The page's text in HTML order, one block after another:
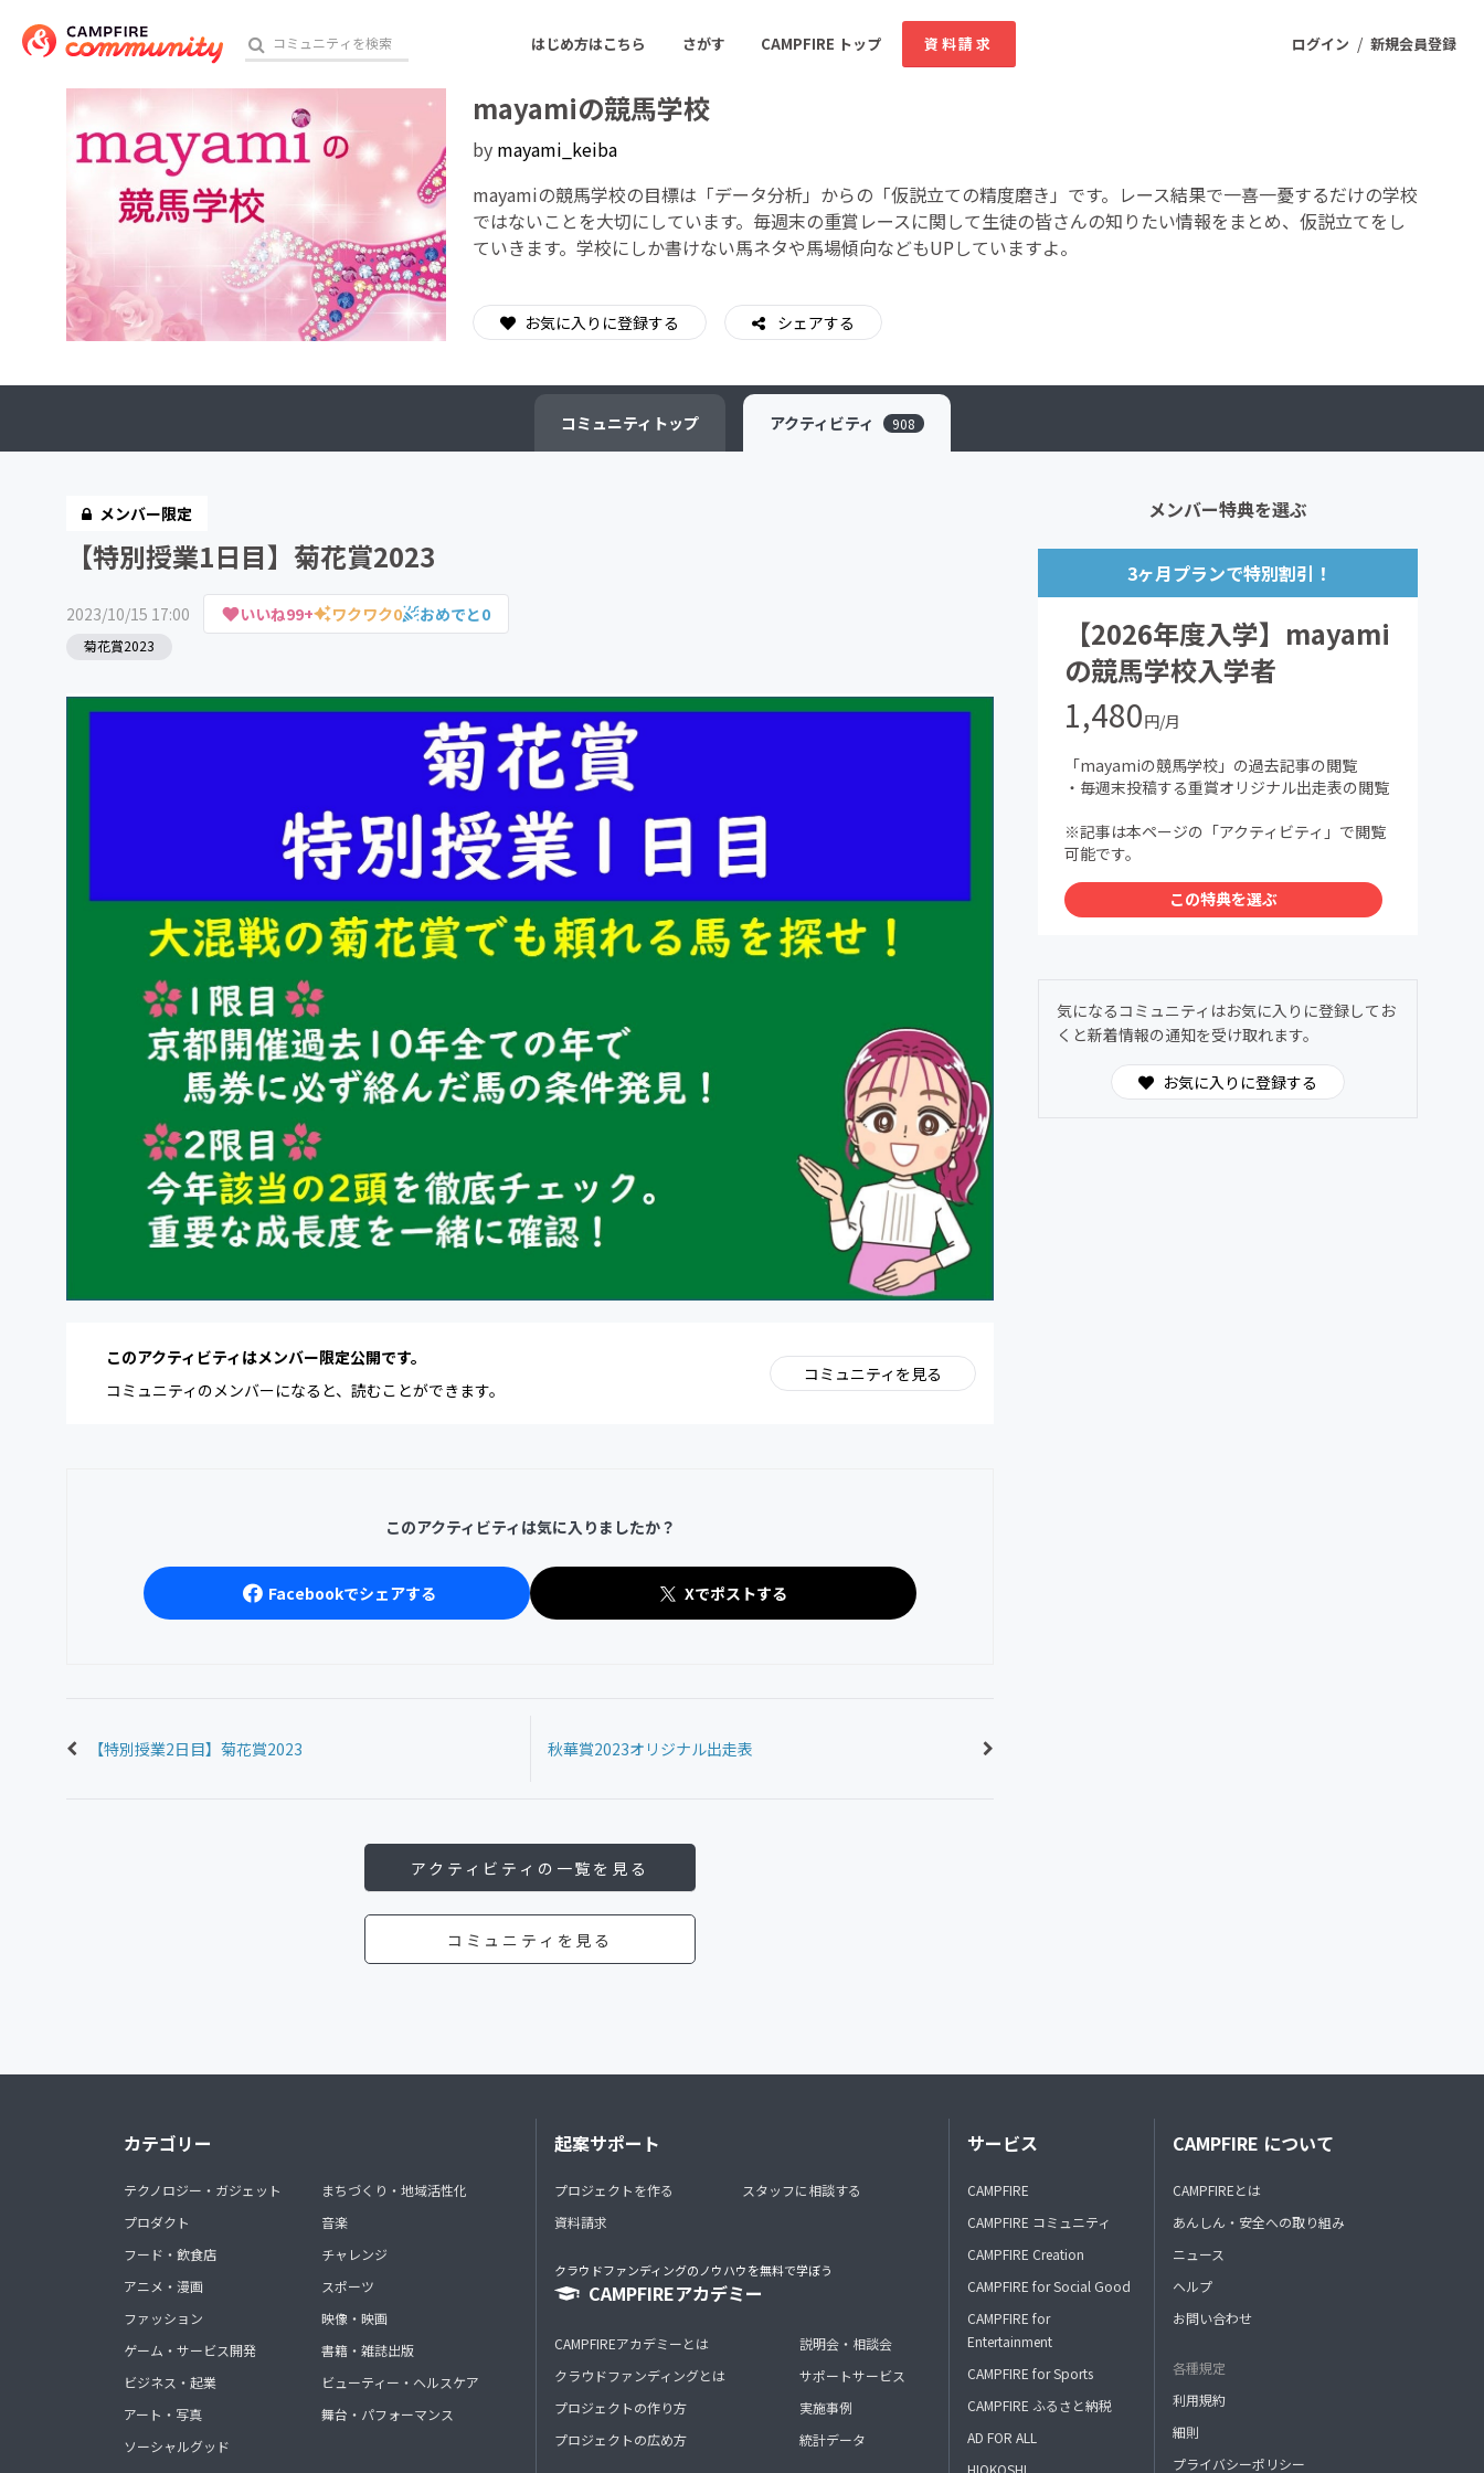
ログイン / 新規会員登録
はじめ方はこちら さがす CAMPFIRE トップ 資料請求
おすすめのコミュニティ 人気のコミュニティ 新着のコミュニティ
アート・写真
テクノロジー・ガジェット
ゲーム・サービス開発 フード・飲食店
ビューティー・ヘルスケア
チャレンジ
mayamiの競馬学校
by mayami_keiba
mayamiの競馬学校の目標は「データ分析」からの「仮説立ての精度磨き」です。レース結果で一喜一憂するだけの学校
ではないことを大切にしています。毎週末の重賞レースに関して生徒の皆さんの知りたい情報をまとめ、仮説立てをし
ていきます。学校にしか書けない馬ネタや馬場傾向などもUPしていますよ。
お気に入りに登録する シェアする
コミュニティ トップ アクティビティ 908
メンバー限定
【特別授業1日目】菊花賞2023
2023/10/15 17:00 いいね99+ ワクワク0 おめでと0
菊花賞2023
このアクティビティはメンバー限定公開です。
コミュニティのメンバーになると、読むことができます。
コミュニティを見る
このアクティビティは気に入りましたか？
Facebookでシェアする Xでポストする
【特別授業2日目】菊花賞2023 秋華賞2023オリジナル出走表
アクティビティの一覧を見る
コミュニティを見る
メンバー特典を選ぶ
3ヶ月プランで特別割引！
【2026年度入学】mayami
の競馬学校入学者
1,480円/月
「mayamiの競馬学校」の過去記事の閲覧
・毎週末投稿する重賞オリジナル出走表の閲覧
※記事は本ページの「アクティビティ」で閲覧
可能です。
この特典を選ぶ
気になるコミュニティはお気に入りに登録してお
くと新着情報の通知を受け取れます。
お気に入りに登録する
カテゴリー
テクノロジー・ガジェット
プロダクト
フード・飲食店
アニメ・漫画
ファッション
ゲーム・サービス開発
ビジネス・起業
アート・写真
ソーシャルグッド
まちづくり・地域活性化
音楽
チャレンジ
スポーツ
映像・映画
書籍・雑誌出版
ビューティー・ヘルスケア
舞台・パフォーマンス
起案サポート
プロジェクトを作る
資料請求
スタッフに相談する
クラウドファンディングのノウハウを無料で学ぼう
CAMPFIREアカデミー
CAMPFIREアカデミーとは
クラウドファンディングとは
プロジェクトの作り方
プロジェクトの広め方
説明会・相談会
サポートサービス
実施事例
統計データ
サービス
CAMPFIRE
CAMPFIRE コミュニティ
CAMPFIRE Creation
CAMPFIRE for Social Good
CAMPFIRE for
Entertainment
CAMPFIRE for Sports
CAMPFIRE ふるさと納税
AD FOR ALL
HIOKOSHI
CAMPFIRE について
CAMPFIREとは
あんしん・安全への取り組み
ニュース
ヘルプ
お問い合わせ
各種規定
利用規約
細則
プライバシーポリシー